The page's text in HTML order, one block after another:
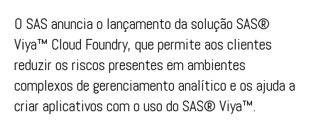
O SAS anuncia o lançamento da solução SAS®
Viya™ Cloud Foundry, que permite aos clientes
reduzir os riscos presentes em ambientes
complexos de gerenciamento analítico e os ajuda a
criar aplicativos com o uso do SAS® Viya™.